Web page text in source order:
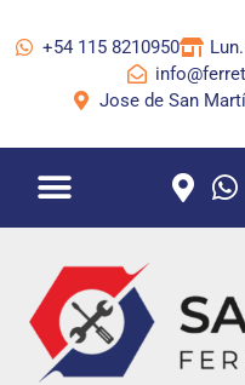
+54 115 8210950
Jose de San